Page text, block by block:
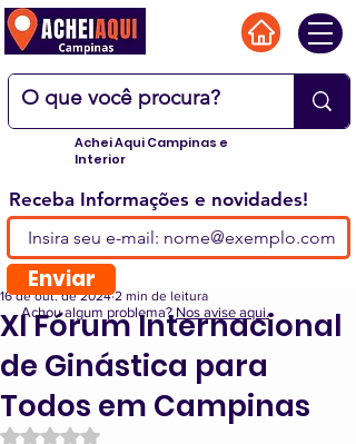
Achei Aqui Campinas e
Interior
XI Fórum Internacional
de Ginástica para
Todos em Campinas
16 de out. de 2024 2 min de leitura
Avaliado com NaN de 5 estrelas.
Receba Informações e novidades!
Enviar
Achou algum problema? Nos avise aqui.